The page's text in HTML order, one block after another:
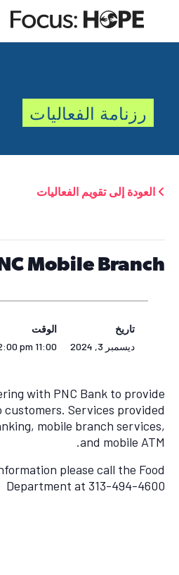
رزنامة الفعاليات
العودة إلى تقويم الفعاليات
Mobile Branch
تاريخ
ديسمبر 3, 2024
الوقت
11:00 am - 2:00 pm
with PNC Bank to provide
customers. Services provided
mobile branch services,
and mobile ATM.
please call the Food
Department at 313-494-4600